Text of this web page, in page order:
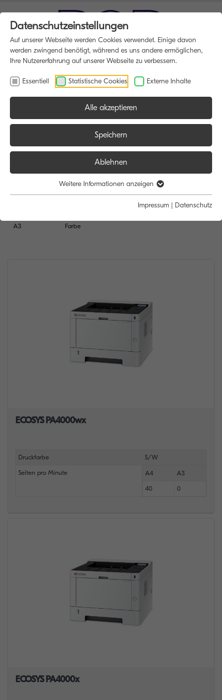
A3 Farbe
ECOSYS PA4000wx
Druckfarbe S/W
Seiten pro Minute A4 A3
40 0
ECOSYS PA4000x
Datenschutzeinstellungen
Auf unserer Webseite werden Cookies verwendet. Einige davon
werden zwingend benötigt, während es uns andere ermöglichen,
Ihre Nutzererfahrung auf unserer Webseite zu verbessern.
Essentiell Statistische Cookies Externe Inhalte
Alle akzeptieren
Speichern
Ablehnen
Weitere Informationen anzeigen
Impressum | Datenschutz